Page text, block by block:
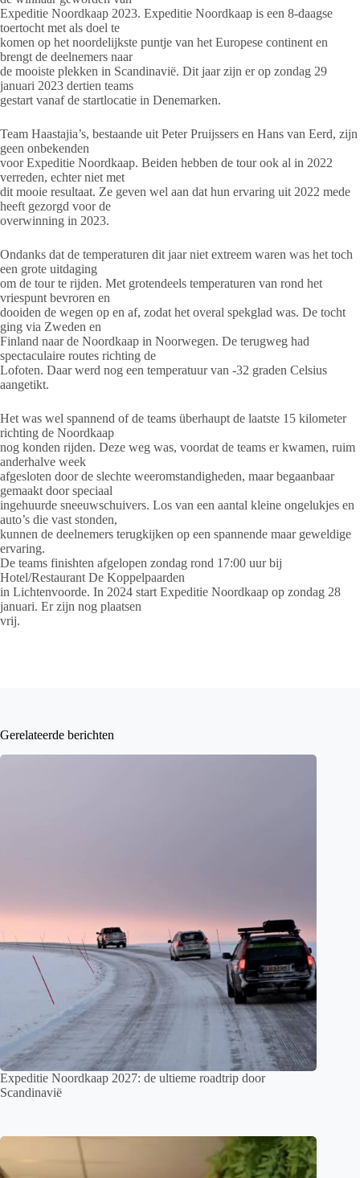
Expeditie Noordkaap 2023. Expeditie Noordkaap is een 8-daagse
toertocht met als doel te
komen op het noordelijkste puntje van het Europese continent en
brengt de deelnemers naar
de mooiste plekken in Scandinavië. Dit jaar zijn er op zondag 29
januari 2023 dertien teams
gestart vanaf de startlocatie in Denemarken.
Team Haastajia’s, bestaande uit Peter Pruijssers en Hans van Eerd, zijn
geen onbekenden
voor Expeditie Noordkaap. Beiden hebben de tour ook al in 2022
verreden, echter niet met
dit mooie resultaat. Ze geven wel aan dat hun ervaring uit 2022 mede
heeft gezorgd voor de
overwinning in 2023.
Ondanks dat de temperaturen dit jaar niet extreem waren was het toch
een grote uitdaging
om de tour te rijden. Met grotendeels temperaturen van rond het
vriespunt bevroren en
dooiden de wegen op en af, zodat het overal spekglad was. De tocht
ging via Zweden en
Finland naar de Noordkaap in Noorwegen. De terugweg had
spectaculaire routes richting de
Lofoten. Daar werd nog een temperatuur van -32 graden Celsius
aangetikt.
Het was wel spannend of de teams überhaupt de laatste 15 kilometer
richting de Noordkaap
nog konden rijden. Deze weg was, voordat de teams er kwamen, ruim
anderhalve week
afgesloten door de slechte weeromstandigheden, maar begaanbaar
gemaakt door speciaal
ingehuurde sneeuwschuivers. Los van een aantal kleine ongelukjes en
auto’s die vast stonden,
kunnen de deelnemers terugkijken op een spannende maar geweldige
ervaring.
De teams finishten afgelopen zondag rond 17:00 uur bij
Hotel/Restaurant De Koppelpaarden
in Lichtenvoorde. In 2024 start Expeditie Noordkaap op zondag 28
januari. Er zijn nog plaatsen
vrij.
Gerelateerde berichten
Expeditie Noordkaap 2027: de ultieme roadtrip door
Scandinavië